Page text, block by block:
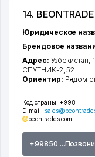
14. BEONTRADE
Код страны: +998
E-mail:
beontrades.com
+99850
Юридическое
Брендовое
Адрес: Узбекистан,
СПУТНИК-2 , 52
Ориентир: Рядом